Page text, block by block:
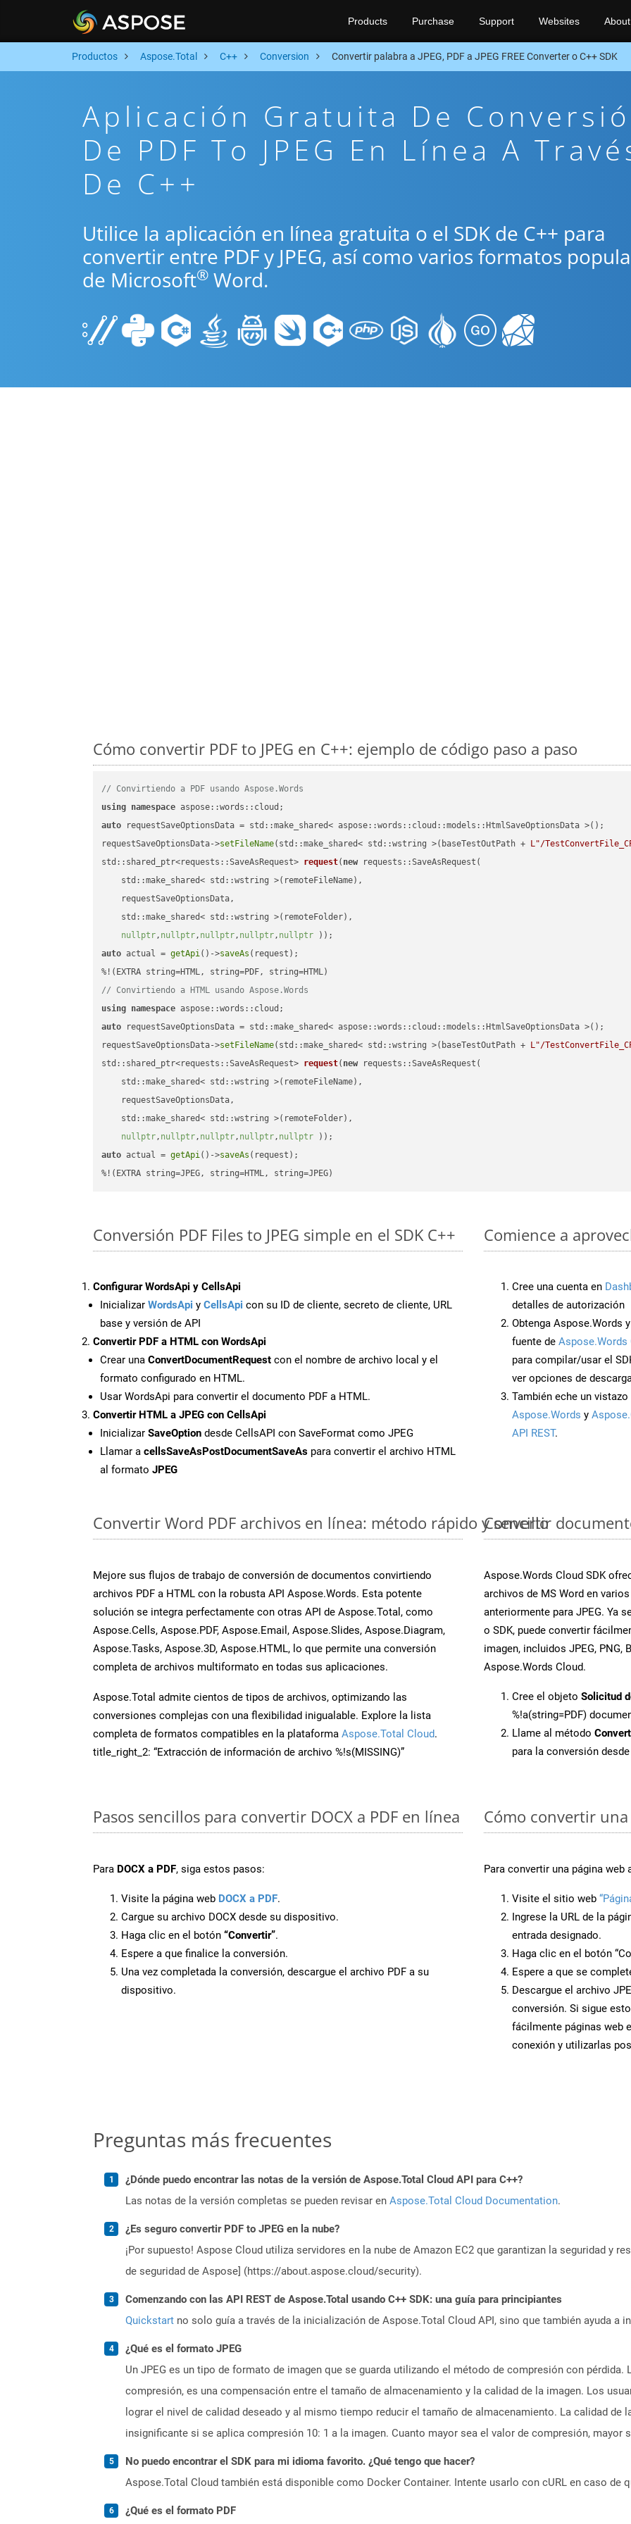
Products Purchase Support Websites About
Productos Aspose.Total C++ Conversion Convertir palabra a JPEG, PDF a JPEG FREE Converter o C++ SDK
Aplicación Gratuita De
De PDF To JPEG En Línea A
De C++
Utilice la aplicación en línea gratuita o el SDK de C++ para
convertir entre PDF y JPEG, así como varios formatos
de Microsoft® Word.
Cómo convertir PDF to JPEG en C++: ejemplo de código paso a paso
// Convirtiendo a PDF usando Aspose.Words
using namespace
auto requestSaveOptionsData = std::make_shared< aspose::words::cloud::models::HtmlSaveOptionsData >();
requestSaveOptionsData->setFileName(std::make_shared< std::wstring >(baseTestOutPath + L"/
std::shared_ptr<requests::SaveAsRequest> request( new requests::SaveAsRequest(
    std::make_shared< std::wstring >(remoteFileName),
    requestSaveOptionsData,
    std::make_shared< std::wstring >(remoteFolder),
nullptr, nullptr, nullptr, nullptr, nullptr ))
auto actual = getApi()->saveAs (request);
// Convirtiendo a HTML usando Aspose.Words
using namespace
auto requestSaveOptionsData = std::make_shared< aspose::words::cloud::models::HtmlSaveOptionsData >();
requestSaveOptionsData->setFileName(std::make_shared< std::wstring >(baseTestOutPath + L"/
std::shared_ptr<requests::SaveAsRequest> request( new requests::SaveAsRequest(
    std::make_shared< std::wstring >(remoteFileName),
    requestSaveOptionsData,
    std::make_shared< std::wstring >(remoteFolder),
nullptr, nullptr, nullptr, nullptr, nullptr ))
auto actual = getApi()->saveAs (request);
%!(EXTRA string=JPEG, string=HTML, string=JPEG)
Conversión PDF Files to JPEG simple en el SDK C++
Configurar WordsApi y CellsApi
Inicializar WordsApi y CellsApi con su ID de cliente, secreto de cliente, URL
base y versión de API
Convertir PDF a HTML con WordsApi
Crear una ConvertDocumentRequest con el nombre de archivo local y el
formato configurado en HTML.
Usar WordsApi para convertir el documento PDF a HTML.
Convertir HTML a JPEG con CellsApi
Inicializar SaveOption desde CellsAPI con SaveFormat como JPEG
Llamar a cellsSaveAsPostDocumentSaveAs para convertir el archivo HTML
al formato JPEG
Comience a
Cree una cuenta en
detalles de autorización
Obtenga Aspose.Words
fuente de Aspose.Words
para compilar/usar el
ver opciones de
También eche un
Aspose.Words y
API REST.
Convertir Word PDF archivos en línea: método rápido y sencillo
Mejore sus flujos de trabajo de conversión de documentos convirtiendo
archivos PDF a HTML con la robusta API Aspose.Words. Esta potente
solución se integra perfectamente con otras API de Aspose.Total, como
Aspose.Cells, Aspose.PDF, Aspose.Email, Aspose.Slides, Aspose.Diagram,
Aspose.Tasks, Aspose.3D, Aspose.HTML, lo que permite una conversión
completa de archivos multiformato en todas sus aplicaciones.
Aspose.Total admite cientos de tipos de archivos, optimizando las
conversiones complejas con una flexibilidad inigualable. Explore la lista
completa de formatos compatibles en la plataforma Aspose.Total Cloud.
title_right_2: “Extracción de información de archivo %!s(MISSING)”
Convertir
Aspose.Words Cloud SDK
archivos de MS Word en
anteriormente para JPEG. Ya
o SDK, puede convertir
imagen, incluidos JPEG, PNG,
Aspose.Words Cloud.
Cree el objeto Solicitud
%!a(string=PDF)
Llame al método
para la conversión desde
Pasos sencillos para convertir DOCX a PDF en línea
Para DOCX a PDF, siga estos pasos:
Visite la página web DOCX a PDF.
Cargue su archivo DOCX desde su dispositivo.
Haga clic en el botón “Convertir”.
Espere a que finalice la conversión.
Una vez completada la conversión, descargue el archivo PDF a su
dispositivo.
Cómo convertir una
Para convertir una página
Visite el sitio web
Ingrese la URL de la
entrada designado.
Haga clic en el botón
Espere a que se
Descargue el archivo
conversión. Si sigue
fácilmente páginas web
conexión y utilizarlas
Preguntas más frecuentes
¿Dónde puedo encontrar las notas de la versión de Aspose.Total Cloud API para C++?
Las notas de la versión completas se pueden revisar en Aspose.Total Cloud Documentation.
¿Es seguro convertir PDF to JPEG en la nube?
¡Por supuesto! Aspose Cloud utiliza servidores en la nube de Amazon EC2 que garantizan la seguridad y
de seguridad de Aspose] (https://about.aspose.cloud/security).
Comenzando con las API REST de Aspose.Total usando C++ SDK: una guía para principiantes
Quickstart no solo guía a través de la inicialización de Aspose.Total Cloud API, sino que también ayuda a
¿Qué es el formato JPEG
Un JPEG es un tipo de formato de imagen que se guarda utilizando el método de compresión con pérdida.
compresión, es una compensación entre el tamaño de almacenamiento y la calidad de la imagen. Los
lograr el nivel de calidad deseado y al mismo tiempo reducir el tamaño de almacenamiento. La calidad de
insignificante si se aplica compresión 10: 1 a la imagen. Cuanto mayor sea el valor de compresión, mayor
No puedo encontrar el SDK para mi idioma favorito. ¿Qué tengo que hacer?
Aspose.Total Cloud también está disponible como Docker Container. Intente usarlo con cURL en caso de
¿Qué es el formato PDF